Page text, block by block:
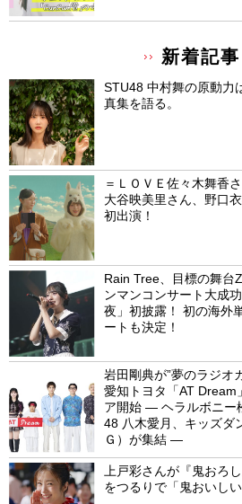
新着記事
STU48 中村舞の原動力
真集を語る。
＝ＬＯＶＥ佐々木舞香
大谷映美里さん、野口
初出演！
Rain Tree、目標の舞台
ンマンコンサート大成
夜」初披露！ 初の海外
ートも決定！
岩田剛典が”夢のラジオ
愛知トヨタ「AT Dream
ア開始 ― ヘラルボニー
48 八木愛月、キッズダ
Ｇ）が集結 ―
上戸彩さんが『鬼おろ
をつるりで「鬼おいしい